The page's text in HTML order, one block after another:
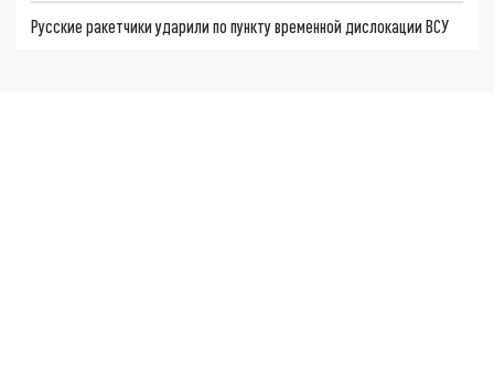
Русские ракетчики ударили по пункту временной дислокации ВСУ